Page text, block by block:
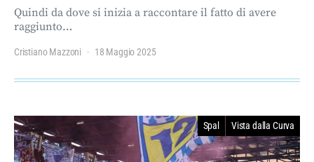
Quindi da dove si inizia a raccontare il fatto di avere
raggiunto…
Cristiano Mazzoni 18 Maggio 2025
Spal Vista dalla Curva